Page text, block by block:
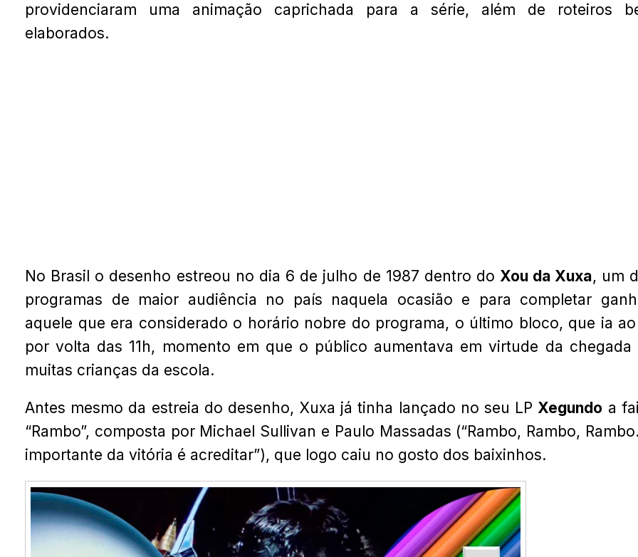
providenciaram uma animação caprichada para a série, além de roteiros
elaborados.
No Brasil o desenho estreou no dia 6 de julho de 1987 dentro do Xou da Xuxa, um
programas de maior audiência no país naquela ocasião e para completar
aquele que era considerado o horário nobre do programa, o último bloco, que ia
por volta das 11h, momento em que o público aumentava em virtude da chegada
muitas crianças da escola.
Antes mesmo da estreia do desenho, Xuxa já tinha lançado no seu LP Xegundo a
“Rambo”, composta por Michael Sullivan e Paulo Massadas (“Rambo, Rambo,
importante da vitória é acreditar”), que logo caiu no gosto dos baixinhos.